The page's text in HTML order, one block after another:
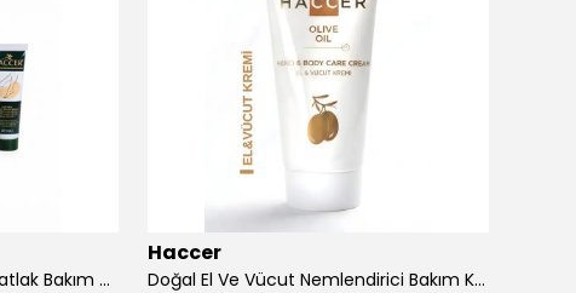
Doğal Ayak Nemlendirici Çatlak Bakım Kremi 60 ml
Haccer
Doğal El Ve Vücut Nemlendirici Bakım Kremi 150 ml